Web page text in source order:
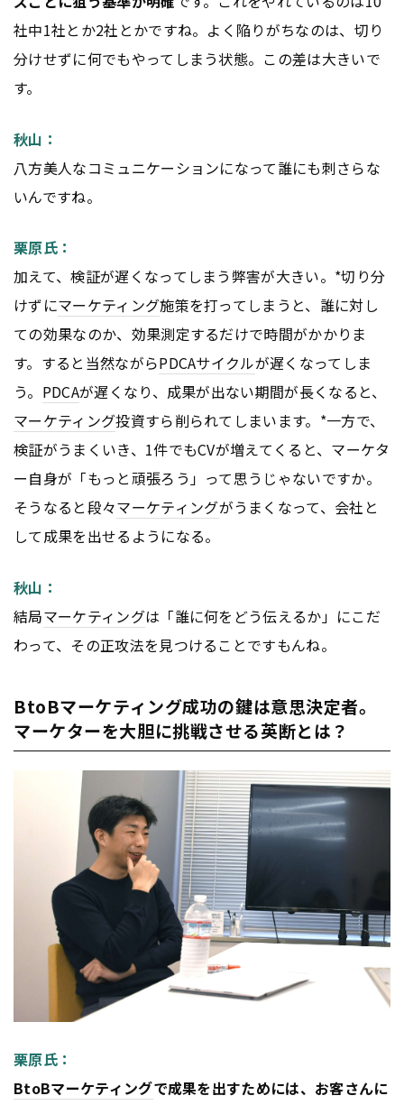
社中1社とか2社とかですね。よく陥りがちなのは、切り
分けせずに何でもやってしまう状態。この差は大きいで
す。
秋山：
八方美人なコミュニケーションになって誰にも刺さらな
いんですね。
栗原氏：
加えて、検証が遅くなってしまう弊害が大きい。*切り分
けずにマーケティング施策を打ってしまうと、誰に対し
ての効果なのか、効果測定するだけで時間がかかりま
す。すると当然ながらPDCAサイクルが遅くなってしま
う。 PDCAが遅くなり、成果が出ない期間が長くなると、
マーケティング投資すら削られてしまいます。*一方で、
検証がうまくいき、1件でもCVが増えてくると、マーケタ
ー自身が「もっと頑張ろう」って思うじゃないですか。
そうなると段々マーケティングがうまくなって、会社と
して成果を出せるようになる。
秋山：
結局マーケティングは「誰に何をどう伝えるか」にこだ
わって、その正攻法を見つけることですもんね。
BtoBマーケティング成功の鍵は意思決定者。
マーケターを大胆に挑戦させる英断とは？
栗原氏：
BtoBマーケティングで成果を出すためには、お客さんに